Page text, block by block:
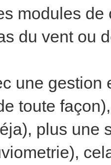
modules
du vent ou
une gestion
toute
plus une